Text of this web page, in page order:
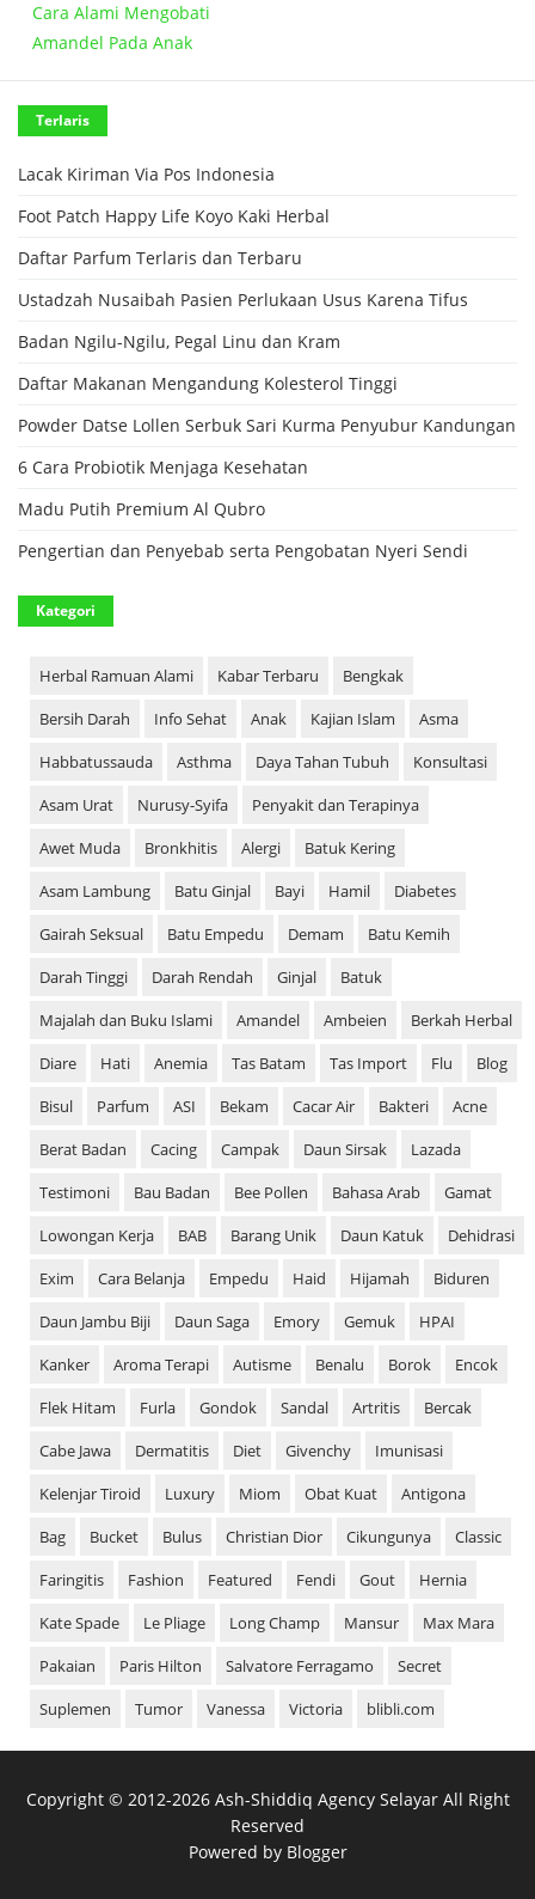
Cara Alami Mengobati
Amandel Pada Anak
Terlaris
Lacak Kiriman Via Pos Indonesia
Foot Patch Happy Life Koyo Kaki Herbal
Daftar Parfum Terlaris dan Terbaru
Ustadzah Nusaibah Pasien Perlukaan Usus Karena Tifus
Badan Ngilu-Ngilu, Pegal Linu dan Kram
Daftar Makanan Mengandung Kolesterol Tinggi
Powder Datse Lollen Serbuk Sari Kurma Penyubur Kandungan
6 Cara Probiotik Menjaga Kesehatan
Madu Putih Premium Al Qubro
Pengertian dan Penyebab serta Pengobatan Nyeri Sendi
Kategori
Herbal Ramuan Alami Kabar Terbaru
Bengkak
Bersih Darah
Info Sehat Anak Kajian Islam
Asma
Habbatussauda
Asthma Daya Tahan Tubuh
Konsultasi
Asam Urat
Nurusy-Syifa
Penyakit dan Terapinya
Awet Muda
Bronkhitis Alergi
Batuk Kering
Asam Lambung
Batu Ginjal Bayi Hamil
Diabetes
Gairah Seksual
Batu Empedu Demam
Batu Kemih
Darah Tinggi
Darah Rendah Ginjal
Batuk
Majalah dan Buku Islami
Amandel Ambeien
Berkah Herbal
Diare
Hati Anemia Tas Batam Tas Import Flu
Blog
Bisul
Parfum ASI Bekam Cacar Air Bakteri
Acne
Berat Badan
Cacing Campak Daun Sirsak
Lazada
Testimoni
Bau Badan Bee Pollen Bahasa Arab
Gamat
Lowongan Kerja
BAB Barang Unik Daun Katuk
Dehidrasi
Exim
Cara Belanja Empedu Haid Hijamah
Biduren
Daun Jambu Biji
Daun Saga Emory Gemuk
HPAI
Kanker
Aroma Terapi Autisme Benalu Borok
Encok
Flek Hitam
Furla Gondok Sandal Artritis
Bercak
Cabe Jawa
Dermatitis Diet Givenchy
Imunisasi
Kelenjar Tiroid
Luxury Miom Obat Kuat
Antigona
Bag
Bucket Bulus Christian Dior Cikungunya
Classic
Faringitis
Fashion Featured Fendi Gout
Hernia
Kate Spade
Le Pliage Long Champ Mansur
Max Mara
Pakaian
Paris Hilton Salvatore Ferragamo
Secret
Suplemen
Tumor Vanessa Victoria blibli.com
Copyright © 2012-2026 Ash-Shiddiq Agency SelayarAll Right
Reserved
Powered by Blogger